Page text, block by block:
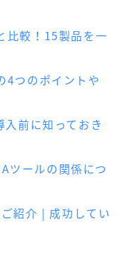
比較！15製品を一
4つのポイントや
前に知っておき
ツールの関係につ
紹介 | 成功してい